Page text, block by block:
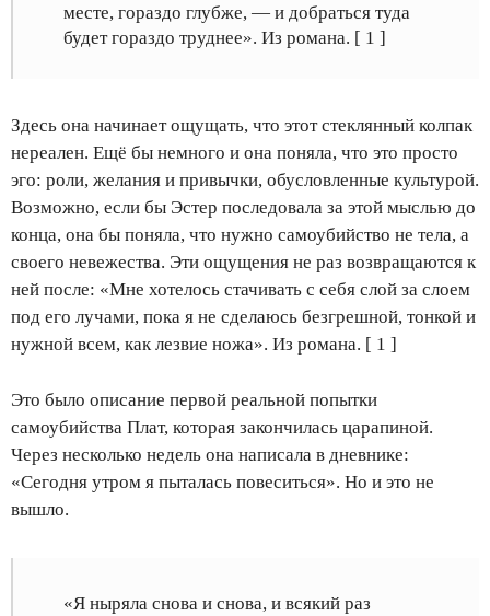
месте, гораздо глубже, — и добраться туда
будет гораздо труднее». Из романа. [ 1 ]
Здесь она начинает ощущать, что этот стеклянный колпак
нереален. Ещё бы немного и она поняла, что это просто
эго: роли, желания и привычки, обусловленные культурой.
Возможно, если бы Эстер последовала за этой мыслью до
конца, она бы поняла, что нужно самоубийство не тела, а
своего невежества. Эти ощущения не раз возвращаются к
ней после: «Мне хотелось стачивать с себя слой за слоем
под его лучами, пока я не сделаюсь безгрешной, тонкой и
нужной всем, как лезвие ножа». Из романа. [ 1 ]
Это было описание первой реальной попытки
самоубийства Плат, которая закончилась царапиной.
Через несколько недель она написала в дневнике:
«Сегодня утром я пыталась повеситься». Но и это не
вышло.
«Я ныряла снова и снова, и всякий раз